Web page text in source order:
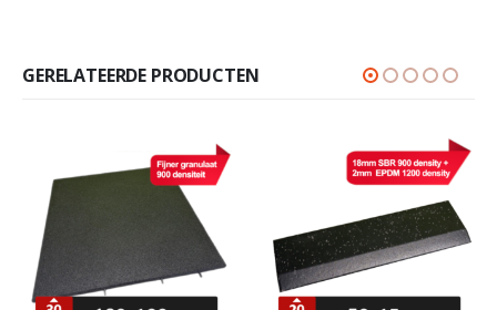
GERELATEERDE PRODUCTEN